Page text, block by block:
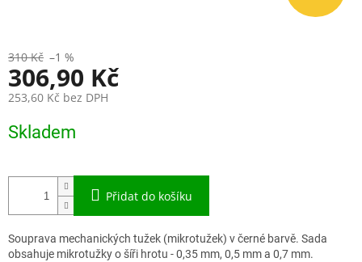
310 Kč –1 %
306,90 Kč
253,60 Kč bez DPH
cena:
Skladem
Přidat do košíku
Souprava mechanických tužek (mikrotužek) v černé barvě. Sada
obsahuje mikrotužky o šíři hrotu - 0,35 mm, 0,5 mm a 0,7 mm.